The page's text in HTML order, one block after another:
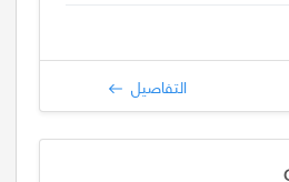
التفاصيل